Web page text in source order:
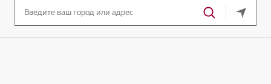
Ваше